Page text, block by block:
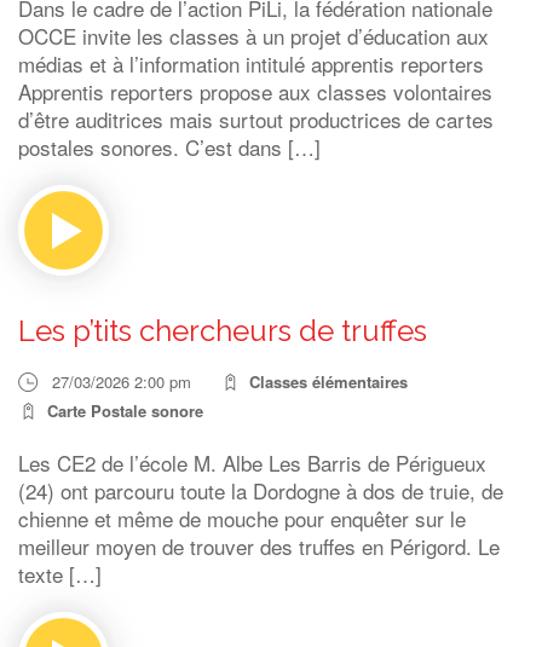
Dans le cadre de l’action PiLi, la fédération nationale
OCCE invite les classes à un projet d’éducation aux
médias et à l’information intitulé apprentis reporters
Apprentis reporters propose aux classes volontaires
d’être auditrices mais surtout productrices de cartes
postales sonores. C’est dans […]
Les p’tits chercheurs de truffes
27/03/2026 2:00 pm
Classes élémentaires
Carte Postale sonore
Les CE2 de l’école M. Albe Les Barris de Périgueux
(24) ont parcouru toute la Dordogne à dos de truie, de
chienne et même de mouche pour enquêter sur le
meilleur moyen de trouver des truffes en Périgord. Le
texte […]